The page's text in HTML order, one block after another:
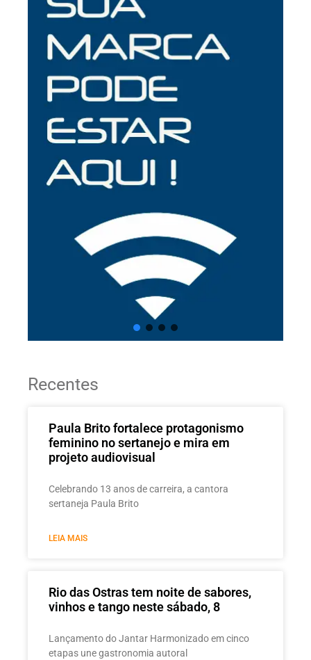
Recentes
Paula Brito fortalece protagonismo
feminino no sertanejo e mira em
projeto audiovisual
Celebrando 13 anos de carreira, a cantora
sertaneja Paula Brito
LEIA MAIS
Rio das Ostras tem noite de sabores,
vinhos e tango neste sábado, 8
Lançamento do Jantar Harmonizado em cinco
etapas une gastronomia autoral